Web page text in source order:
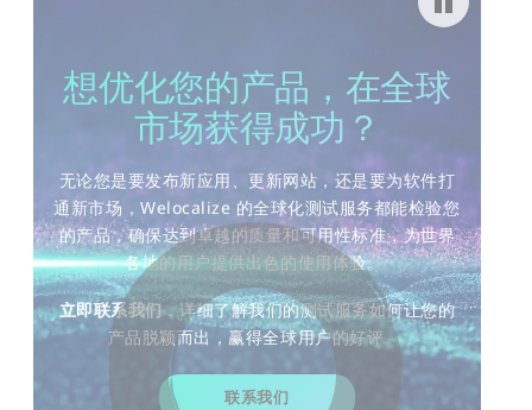
Pause video
想优化您的产品，在全球
市场获得成功？
无论您是要发布新应用、更新网站，还是要为软件打
通新市场，Welocalize 的全球化测试服务都能检验您
的产品，确保达到卓越的质量和可用性标准，为世界
各地的用户提供出色的使用体验。
立即联系我们，详细了解我们的测试服务如何让您的
产品脱颖而出，赢得全球用户的好评。
联系我们